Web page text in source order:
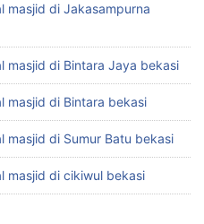
masjid di Jakasampurna
masjid di Bintara Jaya bekasi
masjid di Bintara bekasi
masjid di Sumur Batu bekasi
masjid di cikiwul bekasi